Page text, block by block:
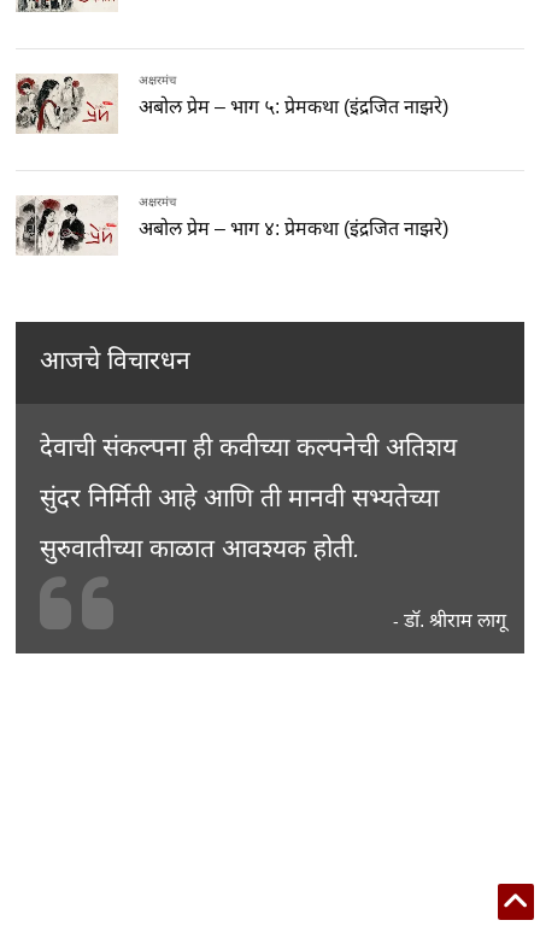
अक्षरमंच
अबोल प्रेम – भाग ५: प्रेमकथा (इंद्रजित नाझरे)
अक्षरमंच
अबोल प्रेम – भाग ४: प्रेमकथा (इंद्रजित नाझरे)
आजचे विचारधन
देवाची संकल्पना ही कवीच्या कल्पनेची अतिशय
सुंदर निर्मिती आहे आणि ती मानवी सभ्यतेच्या
सुरुवातीच्या काळात आवश्यक होती.
- डॉ. श्रीराम लागू